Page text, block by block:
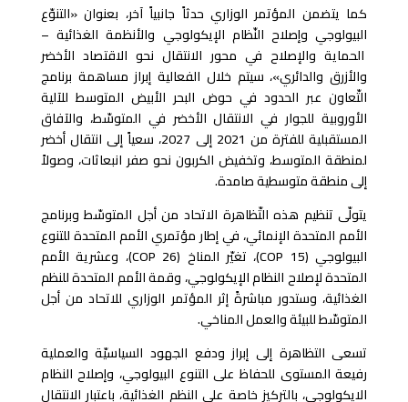
كما يتضمن المؤتمر الوزاري حدثاً جانبياً آخر، بعنوان «التنوّع
البيولوجي وإصلاح النّظام الإيكولوجي والأنظمة الغذائية –
الحماية والإصلاح في محور الانتقال نحو الاقتصاد الأخضر
والأزرق والدائري»، سيتم خلال الفعالية إبراز مساهمة برنامج
التّعاون عبر الحدود في حوض البحر الأبيض المتوسط للآلية
الأوروبية للجوار في الانتقال الأخضر في المتوسّط، والآفاق
المستقبلية للفترة من 2021 إلى 2027، سعياً إلى انتقال أخضر
لمنطقة المتوسط، وتخفيض الكربون نحو صفر انبعاثات، وصولاً
إلى منطقة متوسطية صامدة.
يتولّى تنظيم هذه التّظاهرة الاتحاد من أجل المتوسّط وبرنامج
الأمم المتحدة الإنمائي، في إطار مؤتمري الأمم المتحدة للتنوع
البيولوجي (COP 15)، تغيّر المناخ (COP 26)، وعشرية الأمم
المتحدة لإصلاح النظام الإيكولوجي، وقمة الأمم المتحدة للنظم
الغذائية، وستدور مباشرةً إثر المؤتمر الوزاري للاتحاد من أجل
المتوسّط للبيئة والعمل المناخي.
تسعى التظاهرة إلى إبراز ودفع الجهود السياسيّة والعملية
رفيعة المستوى للحفاظ على التنوع البيولوجي، وإصلاح النظام
الايكولوجي، بالتركيز خاصة على النظم الغذائية، باعتبار الانتقال